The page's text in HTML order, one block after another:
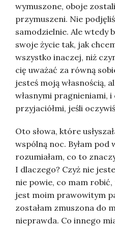
wymuszone, oboje
przymuszeni. Nie
samodzielnie. Ale wtedy
swoje życie tak, jak
wszystko inaczej, niż
cię uważać za równą
jesteś moją własnością,
własnymi pragnieniami, i
przyjaciółmi, jeśli
Oto słowa, które
wspólną noc. Byłam pod
rozumiałam, co to
I dlaczego? Czyż nie
nie powie, co mam
jest moim prawowitym
zostałam zmuszona do
nieprawda. Co innego